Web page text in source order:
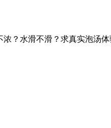
？水滑不滑？求真实泡汤体